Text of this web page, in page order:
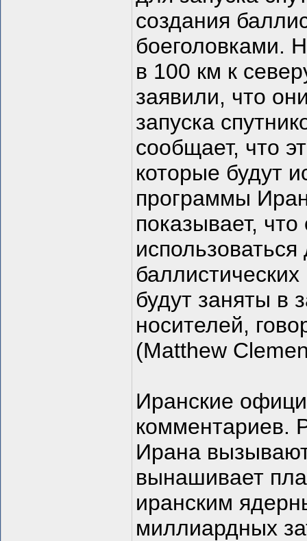
создания
боеголовками.
в 100 км к
заявили, что
запуска
сообщает, что
которые будут
программы
показывает,
использоваться
баллистических
будут заняты в
носителей,
(Matthew
Иранские
комментариев.
Ирана
вынашивает
иранским
миллиардных